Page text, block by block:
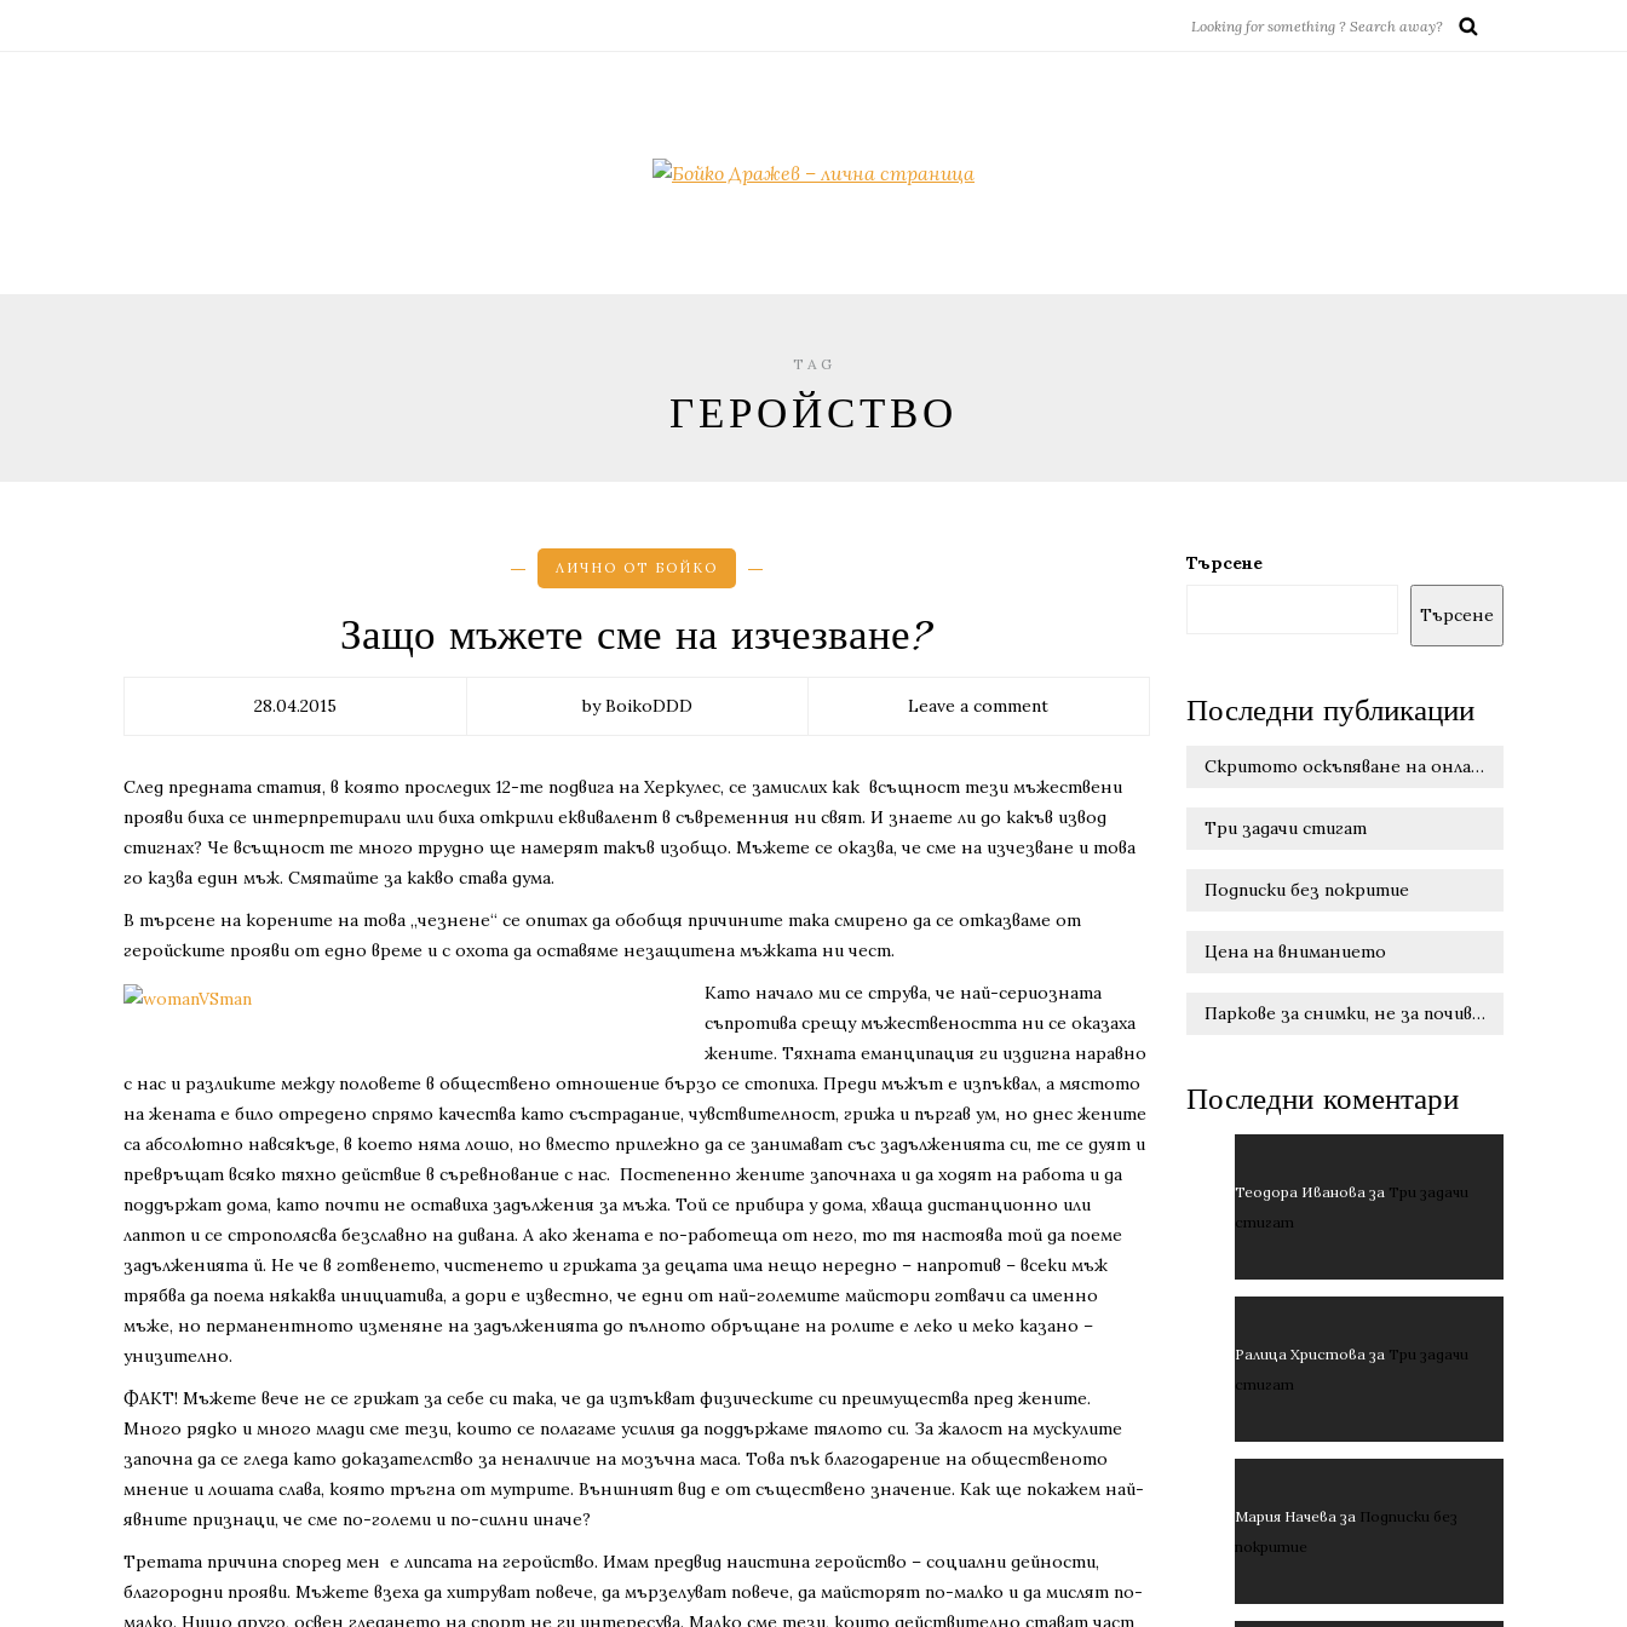
TAG
ГЕРОЙСТВО
ЛИЧНО ОТ БОЙКО
Защо мъжете сме на изчезване?
28.04.2015 by BoikoDDD Leave a comment
След предната статия, в която проследих 12-те подвига на Херкулес, се замислих как всъщност тези мъжествени
прояви биха се интерпретирали или биха открили еквивалент в съвременния ни свят. И знаете ли до какъв извод
стигнах? Че всъщност те много трудно ще намерят такъв изобщо. Мъжете се оказва, че сме на изчезване и това
го казва един мъж. Смятайте за какво става дума.
В търсене на корените на това „чезнене“ се опитах да обобщя причините така смирено да се отказваме от
геройските прояви от едно време и с охота да оставяме незащитена мъжката ни чест.
Като начало ми се струва, че най-сериозната
съпротива срещу мъжествеността ни се оказаха
жените. Тяхната еманципация ги издигна наравно
с нас и разликите между половете в обществено отношение бързо се стопиха. Преди мъжът е изпъквал, а мястото
на жената е било отредено спрямо качества като състрадание, чувствителност, грижа и пъргав ум, но днес жените
са абсолютно навсякъде, в което няма лошо, но вместо прилежно да се занимават със задълженията си, те се дуят и
превръщат всяко тяхно действие в съревнование с нас. Постепенно жените започнаха и да ходят на работа и да
поддържат дома, като почти не оставиха задължения за мъжа. Той се прибира у дома, хваща дистанционно или
лаптоп и се строполясва безславно на дивана. А ако жената е по-работеща от него, то тя настоява той да поеме
задълженията й. Не че в готвенето, чистенето и грижата за децата има нещо нередно – напротив – всеки мъж
трябва да поема някаква инициатива, а дори е известно, че едни от най-големите майстори готвачи са именно
мъже, но перманентното изменяне на задълженията до пълното обръщане на ролите е леко и меко казано –
унизително.
ФАКТ! Мъжете вече не се грижат за себе си така, че да изтъкват физическите си преимущества пред жените.
Много рядко и много млади сме тези, които се полагаме усилия да поддържаме тялото си. За жалост на мускулите
започна да се гледа като доказателство за неналичие на мозъчна маса. Това пък благодарение на общественото
мнение и лошата слава, която тръгна от мутрите. Външният вид е от съществено значение. Как ще покажем най-
явните признаци, че сме по-големи и по-силни иначе?
Третата причина според мен е липсата на геройство. Имам предвид наистина геройство – социални дейности,
благородни прояви. Мъжете взеха да хитруват повече, да мързелуват повече, да майсторят по-малко и да мислят по-
малко. Нищо друго, освен гледането на спорт не ги интересува. Малко сме тези, които действително стават част
Търсене
Търсене
Последни публикации
Скритото оскъпяване на онлайн удобството
Три задачи стигат
Подписки без покритие
Цена на вниманието
Паркове за снимки, не за почивка
Последни коментари
Теодора Ивановаза Три задачи
стигат
Ралица Христоваза Три задачи
стигат
Мария Начеваза Подписки без
покритие